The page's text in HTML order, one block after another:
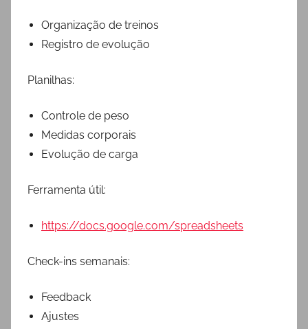
Organização de treinos
Registro de evolução
Planilhas:
Controle de peso
Medidas corporais
Evolução de carga
Ferramenta útil:
https://docs.google.com/spreadsheets
Check-ins semanais:
Feedback
Ajustes